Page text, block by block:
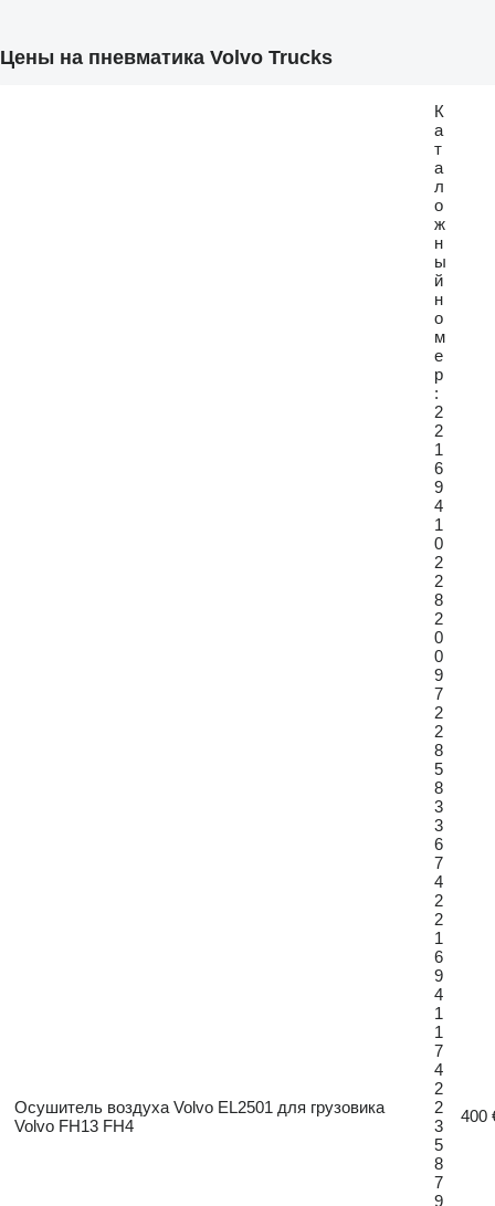
Цены на пневматика Volvo Trucks
Осушитель воздуха Volvo EL2501 для грузовика
Volvo FH13 FH4
К
а
т
а
л
о
ж
н
ы
й
н
о
м
е
р
:
2
2
1
6
9
4
1
0
2
2
8
2
0
0
9
7
2
2
8
5
8
3
3
6
7
4
2
2
1
6
9
4
1
1
7
4
2
2
3
5
8
7
9
400